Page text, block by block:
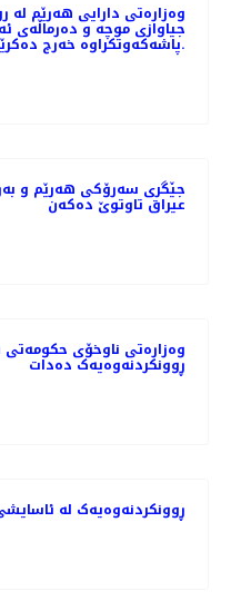
وەزارەتی دارایی هەرێم لە
جیاوازی موچە و دەرماڵەی
پاشەکەوتکراوە خەرج دەکرێتەوە.
جێگری سەرۆکی هەرێم و
عيراق تاوتوێ ده‌كه‌ن
وەزارەتی ناوخۆی
ڕوونکردنەوەیەک دەدات
ڕوونکردنەوەیەک لە